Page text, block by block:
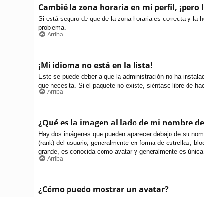
Cambié la zona horaria en mi perfil,
Si está seguro de que de la zona horaria es correcta y la
problema.
Arriba
¡Mi idioma no está en la lista!
Esto se puede deber a que la administración no ha
que necesita. Si el paquete no existe, siéntase libre de
Arriba
¿Qué es la imagen al lado de mi nombre
Hay dos imágenes que pueden aparecer debajo de su
(rank) del usuario, generalmente en forma de estrellas,
grande, es conocida como avatar y generalmente es
Arriba
¿Cómo puedo mostrar un avatar?